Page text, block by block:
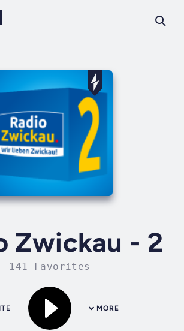
Zwickau - 2
141 Favorites
MORE